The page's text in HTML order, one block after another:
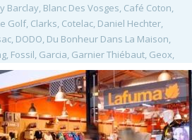
Barclay, Blanc Des Vosges, Café Coton,
Golf, Clarks, Cotelac, Daniel Hechter,
DODO, Du Bonheur Dans La Maison,
Fossil, Garcia, Garnier Thiébaut, Geox,
Home & Cook, Ikks, Izac, Jeff De Bruges,
Kiko Milano, Kusmi Tea, Lafuma,
Le Creuset, Jacquard Français,
Tanneur, Le Temps des Cerises, Lindt,
MCS, Mephisto, Moda vista, Nike,